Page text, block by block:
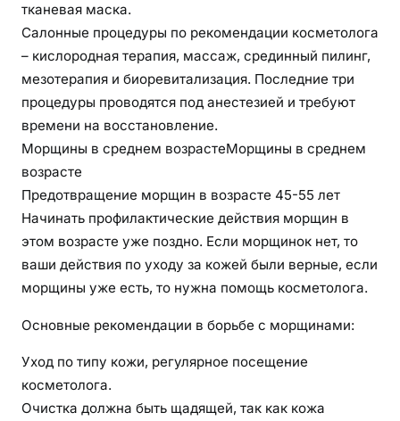
тканевая маска.
Салонные процедуры по рекомендации косметолога
– кислородная терапия, массаж, срединный пилинг,
мезотерапия и биоревитализация. Последние три
процедуры проводятся под анестезией и требуют
времени на восстановление.
Морщины в среднем возрастеМорщины в среднем
возрасте
Предотвращение морщин в возрасте 45-55 лет
Начинать профилактические действия морщин в
этом возрасте уже поздно. Если морщинок нет, то
ваши действия по уходу за кожей были верные, если
морщины уже есть, то нужна помощь косметолога.
Основные рекомендации в борьбе с морщинами:
Уход по типу кожи, регулярное посещение
косметолога.
Очистка должна быть щадящей, так как кожа